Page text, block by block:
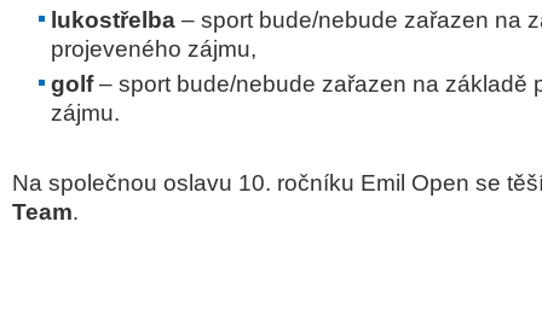
lukostřelba – sport bude/nebude zařazen na
projeveného zájmu,
golf– sport bude/nebude zařazen na základě
zájmu.
Na společnou oslavu 10. ročníku Emil Open se
Team.